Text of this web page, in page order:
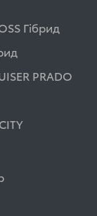
Гібрид
PRADO